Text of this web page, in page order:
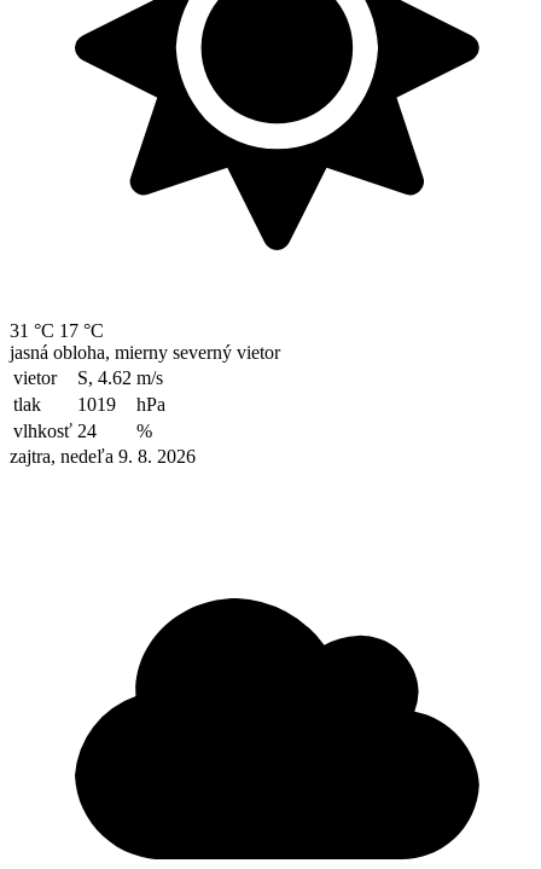
31 °C 17 °C
jasná obloha, mierny severný vietor
vietor
S, 4.62 m/s
tlak
1019
hPa
vlhkosť 24
%
zajtra, nedeľa 9. 8. 2026